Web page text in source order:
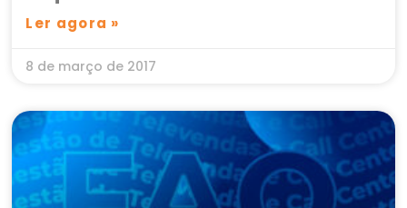
Ler agora »
8 de março de 2017